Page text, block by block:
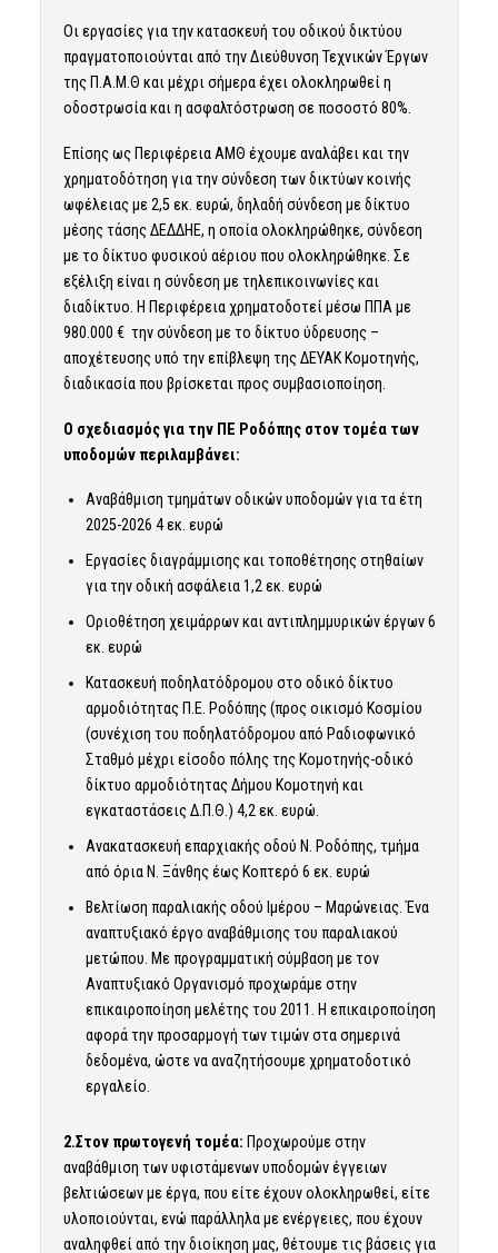
Οι εργασίες για την κατασκευή του οδικού δικτύου
πραγματοποιούνται από την Διεύθυνση Τεχνικών Έργων
της Π.Α.Μ.Θ και μέχρι σήμερα έχει ολοκληρωθεί η
οδοστρωσία και η ασφαλτόστρωση σε ποσοστό 80%.
Επίσης ως Περιφέρεια ΑΜΘ έχουμε αναλάβει και την
χρηματοδότηση για την σύνδεση των δικτύων κοινής
ωφέλειας με 2,5 εκ. ευρώ, δηλαδή σύνδεση με δίκτυο
μέσης τάσης ΔΕΔΔΗΕ, η οποία ολοκληρώθηκε, σύνδεση
με το δίκτυο φυσικού αέριου που ολοκληρώθηκε. Σε
εξέλιξη είναι η σύνδεση με τηλεπικοινωνίες και
διαδίκτυο. Η Περιφέρεια χρηματοδοτεί μέσω ΠΠΑ με
980.000 € την σύνδεση με το δίκτυο ύδρευσης –
αποχέτευσης υπό την επίβλεψη της ΔΕΥΑΚ Κομοτηνής,
διαδικασία που βρίσκεται προς συμβασιοποίηση.
Ο σχεδιασμός για την ΠΕ Ροδόπης στον τομέα των
υποδομών περιλαμβάνει:
Αναβάθμιση τμημάτων οδικών υποδομών για τα έτη
2025-2026 4 εκ. ευρώ
Εργασίες διαγράμμισης και τοποθέτησης στηθαίων
για την οδική ασφάλεια 1,2 εκ. ευρώ
Οριοθέτηση χειμάρρων και αντιπλημμυρικών έργων 6
εκ. ευρώ
Κατασκευή ποδηλατόδρομου στο οδικό δίκτυο
αρμοδιότητας Π.Ε. Ροδόπης (προς οικισμό Κοσμίου
(συνέχιση του ποδηλατόδρομου από Ραδιοφωνικό
Σταθμό μέχρι είσοδο πόλης της Κομοτηνής-οδικό
δίκτυο αρμοδιότητας Δήμου Κομοτηνή και
εγκαταστάσεις Δ.Π.Θ.) 4,2 εκ. ευρώ.
Ανακατασκευή επαρχιακής οδού Ν. Ροδόπης, τμήμα
από όρια Ν. Ξάνθης έως Κοπτερό 6 εκ. ευρώ
Βελτίωση παραλιακής οδού Ιμέρου – Μαρώνειας. Ένα
αναπτυξιακό έργο αναβάθμισης του παραλιακού
μετώπου. Με προγραμματική σύμβαση με τον
Αναπτυξιακό Οργανισμό προχωράμε στην
επικαιροποίηση μελέτης του 2011. Η επικαιροποίηση
αφορά την προσαρμογή των τιμών στα σημερινά
δεδομένα, ώστε να αναζητήσουμε χρηματοδοτικό
εργαλείο.
2.Στον πρωτογενή τομέα: Προχωρούμε στην
αναβάθμιση των υφιστάμενων υποδομών έγγειων
βελτιώσεων με έργα, που είτε έχουν ολοκληρωθεί, είτε
υλοποιούνται, ενώ παράλληλα με ενέργειες, που έχουν
αναληφθεί από την διοίκηση μας, θέτουμε τις βάσεις για